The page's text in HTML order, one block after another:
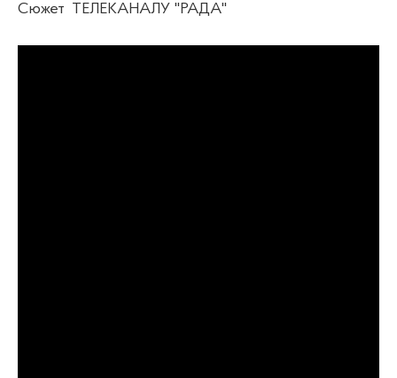
Сюжет ТЕЛЕКАНАЛУ "РАДА"